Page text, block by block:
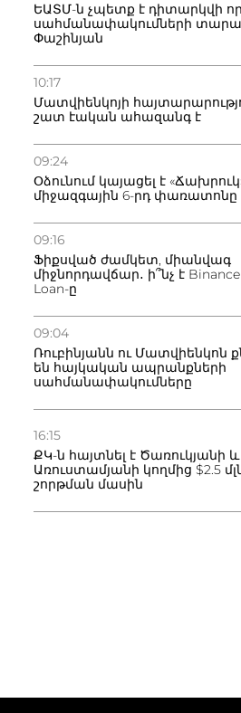
ԵԱՏՄ-ն չպետք է դիտարկվի
սահմանափակումների
Փաշինյան
10:17
Մատվիենկոյի
շատ էական ահազանգ է
09:24
Օձունում կայացել է
միջազգային 6-րդ փառատոնը
09:16
Ֆիքսված ժամկետ, միանվագ
միջնորդավճար․ ի՞նչ է
Loan-ը
09:04
Ռուբինյանն ու Մատվիենկոն
են հայկական ապրանքների
սահմանափակումները
16:15
ՔԿ-ն հայտնել է Ծառուկյանի և
Առուստամյանի կողմից $2.5
շորթման մասին